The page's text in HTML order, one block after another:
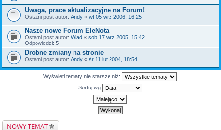
Uwaga, prace aktualizacyjne na Forum!
Ostatni post autor: Andy « wt 05 wrz 2006, 16:25
Nasze nowe Forum EleNota
Ostatni post autor: Wlad « sob 17 wrz 2005, 15:42
Odpowiedzi: 5
Drobne zmiany na stronie
Ostatni post autor: Andy « śr 11 lut 2004, 18:54
Wyświetl tematy nie starsze niż:
Sortuj wg
NOWY TEMAT